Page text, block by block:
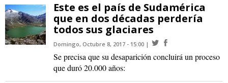
Este es el país de Sudamérica
que en dos décadas perdería
todos sus glaciares
Domingo, Octubre 8, 2017 - 15:00
Se precisa que su desaparición concluirá un proceso
que duró 20.000 años: